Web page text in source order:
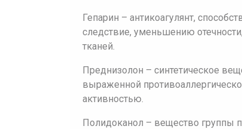
Гепарин – антикоагулянт,
следствие, уменьшению
тканей.
Преднизолон – синтетическое
выраженной
активностью.
Полидоканол – вещество группы